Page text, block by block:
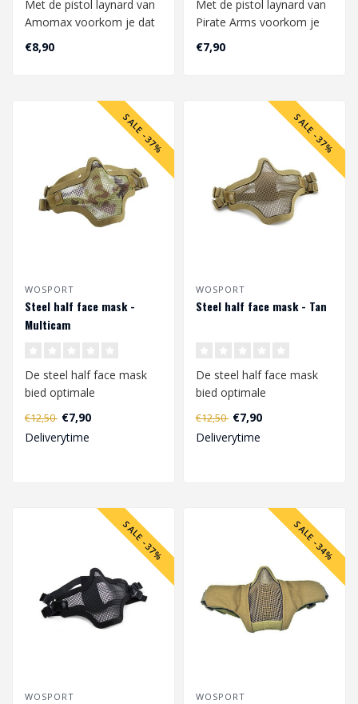
Met de pistol laynard van
Amomax voorkom je dat
je jou pistol replica verliest
€8,90
Met de pistol laynard van
Pirate Arms voorkom je
dat je jou pistol replica
verli..
€7,90
SALE -37%
WOSPORT
Steel half face mask -
Multicam
De steel half face mask
bied optimale
bescherming van het
gezicht. De mesh besch..
€12,50 €7,90
Deliverytime
SALE -37%
WOSPORT
Steel half face mask - Tan
De steel half face mask
bied optimale
bescherming van het
gezicht. De mesh besch..
€12,50 €7,90
Deliverytime
SALE -37%
WOSPORT
SALE -34%
WOSPORT